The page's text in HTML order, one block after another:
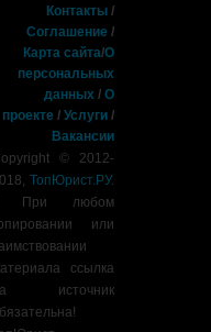
Контакты /
Соглашение /
Карта сайта/О
персональных
данных /О
проекте /Услуги /
Вакансии
© 2012-
ТопЮрист.РУ.
При любом
или
ссылка
источник